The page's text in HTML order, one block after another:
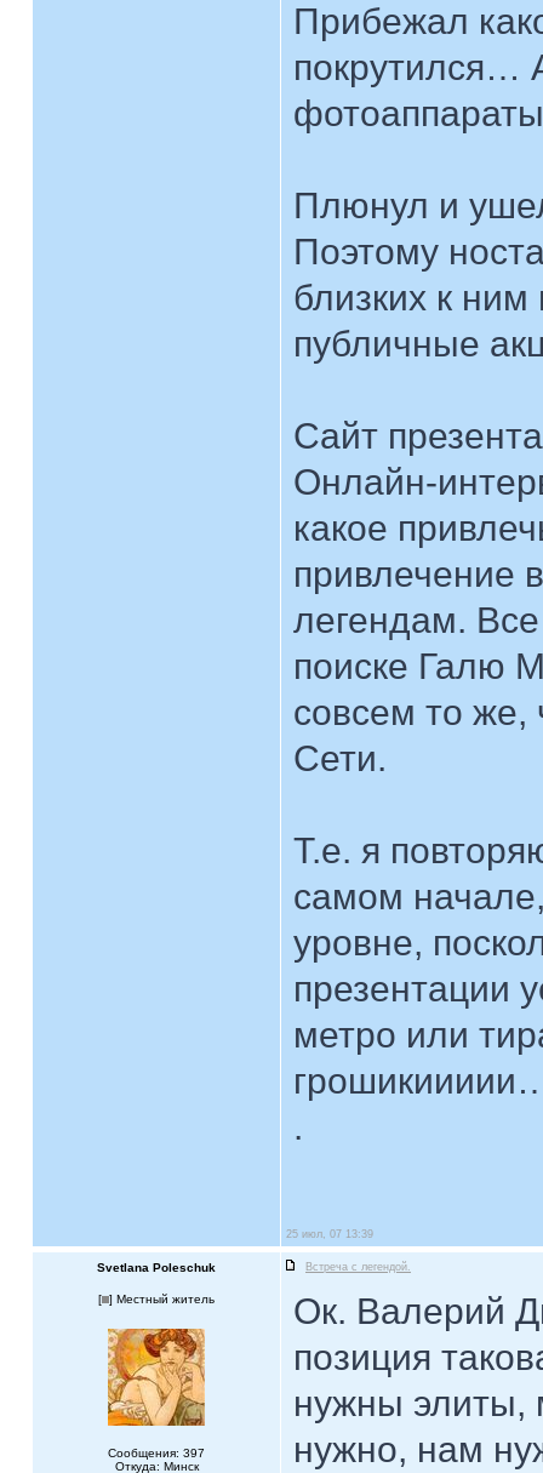
Прибежал
покрутился…
Плюнул и
Поэтому
близких к
публичные
Сайт
Онлайн-
какое
привлечение
легендам.
поиске Галю
совсем то
Сети.
Т.е. я
самом
уровне,
презентации
метро или
.
25 июл, 07 13:39
Svetlana Poleschuk Встреча с легендой.
[ ] Местный житель
Сообщения: 397
Откуда: Минск
Ок. Валерий
позиция
нужны элиты,
нужно, нам